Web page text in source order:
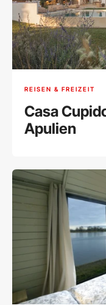
REISEN & FREIZEIT
Casa
Apulien